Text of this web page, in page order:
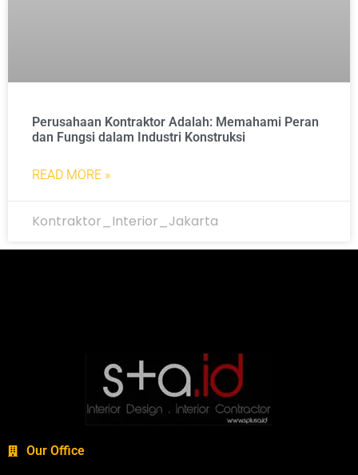
Perusahaan Kontraktor Adalah: Memahami Peran
dan Fungsi dalam Industri Konstruksi
READ MORE »
Kontraktor_Interior_Jakarta
Our Office